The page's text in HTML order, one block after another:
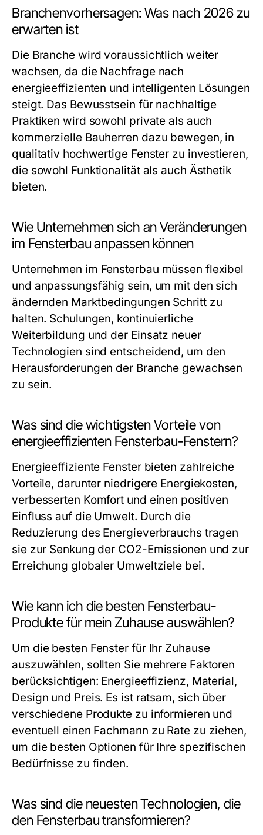
Branchenvorhersagen: Was nach 2026 zu
erwarten ist
Die Branche wird voraussichtlich weiter
wachsen, da die Nachfrage nach
energieeffizienten und intelligenten Lösungen
steigt. Das Bewusstsein für nachhaltige
Praktiken wird sowohl private als auch
kommerzielle Bauherren dazu bewegen, in
qualitativ hochwertige Fenster zu investieren,
die sowohl Funktionalität als auch Ästhetik
bieten.
Wie Unternehmen sich an Veränderungen
im Fensterbau anpassen können
Unternehmen im Fensterbau müssen flexibel
und anpassungsfähig sein, um mit den sich
ändernden Marktbedingungen Schritt zu
halten. Schulungen, kontinuierliche
Weiterbildung und der Einsatz neuer
Technologien sind entscheidend, um den
Herausforderungen der Branche gewachsen
zu sein.
Was sind die wichtigsten Vorteile von
energieeffizienten Fensterbau-Fenstern?
Energieeffiziente Fenster bieten zahlreiche
Vorteile, darunter niedrigere Energiekosten,
verbesserten Komfort und einen positiven
Einfluss auf die Umwelt. Durch die
Reduzierung des Energieverbrauchs tragen
sie zur Senkung der CO2-Emissionen und zur
Erreichung globaler Umweltziele bei.
Wie kann ich die besten Fensterbau-
Produkte für mein Zuhause auswählen?
Um die besten Fenster für Ihr Zuhause
auszuwählen, sollten Sie mehrere Faktoren
berücksichtigen: Energieeffizienz, Material,
Design und Preis. Es ist ratsam, sich über
verschiedene Produkte zu informieren und
eventuell einen Fachmann zu Rate zu ziehen,
um die besten Optionen für Ihre spezifischen
Bedürfnisse zu finden.
Was sind die neuesten Technologien, die
den Fensterbau transformieren?